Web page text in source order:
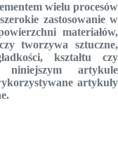
wielu procesów
zastosowanie w
materiałów,
tworzywa sztuczne,
kształtu czy
niniejszym artykule
artykuły